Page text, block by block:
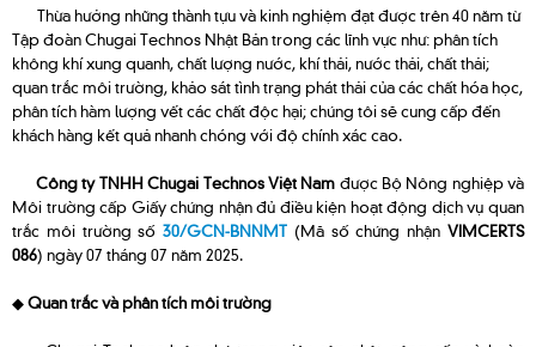
Thừa hưởng những thành tựu và kinh nghiệm đạt được trên 40 năm từ
Tập đoàn Chugai Technos Nhật Bản trong các lĩnh vực như: phân tích
không khí xung quanh, chất lượng nước, khí thải, nước thải, chất thải;
quan trắc môi trường, khảo sát tình trạng phát thải của các chất hóa học,
phân tích hàm lượng vết các chất độc hại; chúng tôi sẽ cung cấp đến
khách hàng kết quả nhanh chóng với độ chính xác cao.
Công ty TNHH Chugai Technos Việt Nam được Bộ Nông nghiệp và
Môi trường cấp Giấy chứng nhận đủ điều kiện hoạt động dịch vụ quan
trắc môi trường số30/GCN-BNNMT (Mã số chứng nhậnVIMCERTS
086) ngày 07 tháng 07 năm 2025.
◆Quan trắc và phân tích môi trường